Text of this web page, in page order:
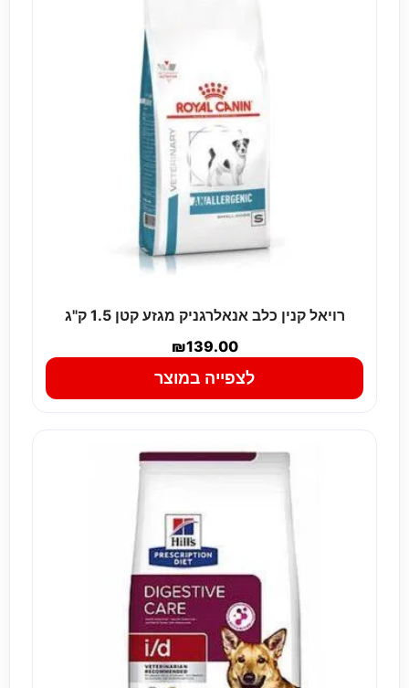
רויאל קנין כלב אנאלרגניק מגזע קטן 1.5 ק"ג
₪139.00
לצפייה במוצר